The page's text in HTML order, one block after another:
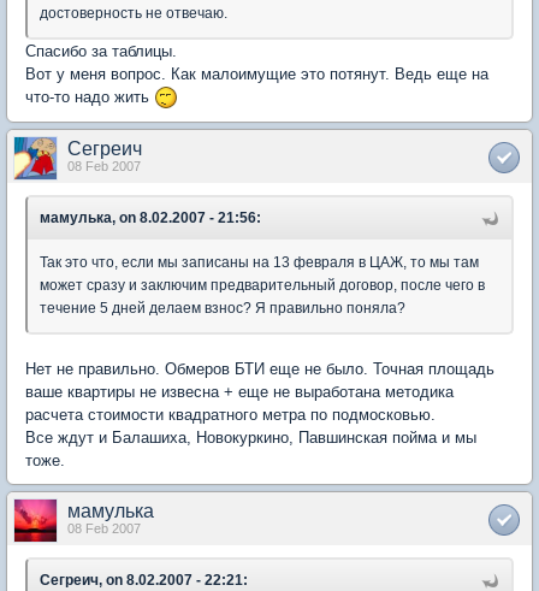
достоверность не отвечаю.
Спасибо за таблицы.
Вот у меня вопрос. Как малоимущие это потянут. Ведь еще на
что-то надо жить
Сегреич
08 Feb 2007
мамулька, on 8.02.2007 - 21:56:
Так это что, если мы записаны на 13 февраля в ЦАЖ, то мы там
может сразу и заключим предварительный договор, после чего в
течение 5 дней делаем взнос? Я правильно поняла?
Нет не правильно. Обмеров БТИ еще не было. Точная площадь
ваше квартиры не извесна + еще не выработана методика
расчета стоимости квадратного метра по подмосковью.
Все ждут и Балашиха, Новокуркино, Павшинская пойма и мы
тоже.
мамулька
08 Feb 2007
Сегреич, on 8.02.2007 - 22:21: